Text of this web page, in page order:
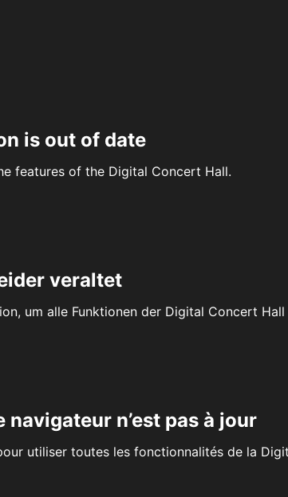
is out of date
features of the Digital Concert Hall.
veraltet
um alle Funktionen der Digital Concert
n’est pas à jour
utiliser toutes les fonctionnalités de la